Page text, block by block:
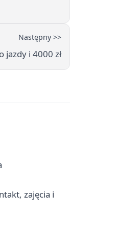
Następny >>
jazdy i 4000 zł
zajęcia i